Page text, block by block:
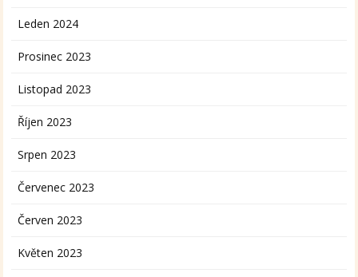
Leden 2024
Prosinec 2023
Listopad 2023
Říjen 2023
Srpen 2023
Červenec 2023
Červen 2023
Květen 2023